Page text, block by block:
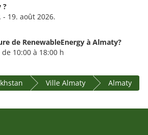
?
19. août 2026.
de RenewableEnergy à Almaty?
10:00 à 18:00 h
Ville Almaty Almaty